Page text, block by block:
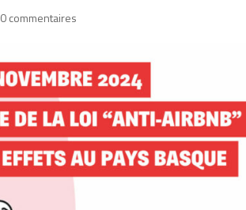
0 commentaires